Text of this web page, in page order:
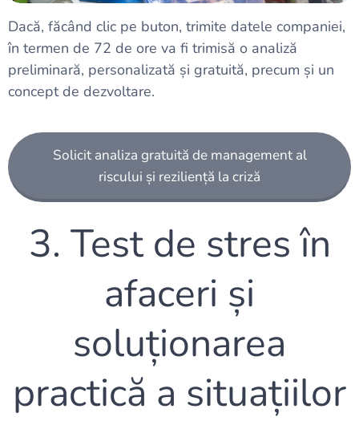
Dacă, făcând clic pe buton, trimite datele companiei,
în termen de 72 de ore va fi trimisă o analiză
preliminară, personalizată și gratuită, precum și un
concept de dezvoltare.
Solicit analiza gratuită de management al
riscului și reziliență la criză
3. Test de stres în
afaceri și
soluționarea
practică a situațiilor